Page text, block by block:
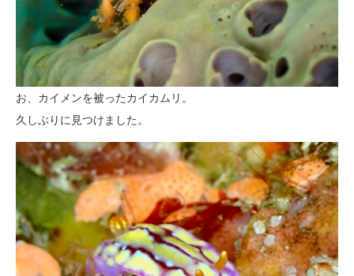
お、カイメンを被ったカイカムリ。
久しぶりに見つけました。